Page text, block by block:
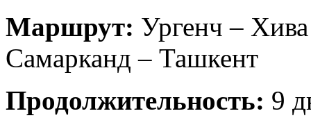
Маршрут: Ургенч –
Самарканд – Ташкент
Продолжительность: 9